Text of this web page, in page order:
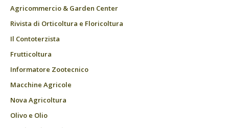
Agricommercio & Garden Center
Rivista di Orticoltura e Floricoltura
Il Contoterzista
Frutticoltura
Informatore Zootecnico
Macchine Agricole
Nova Agricoltura
Olivo e Olio